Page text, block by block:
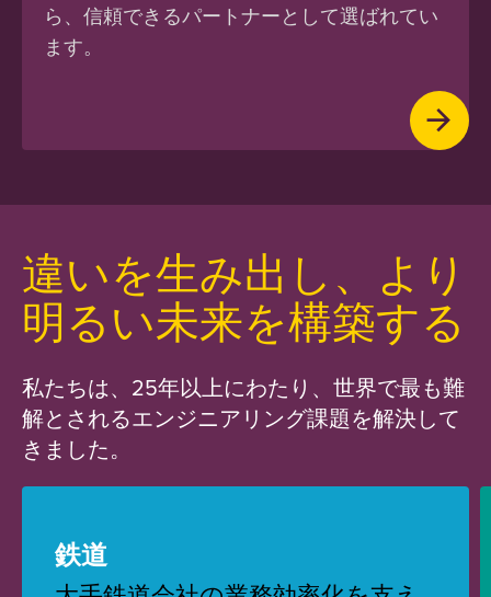
ら、信頼できるパートナーとして選ばれてい
ます。
違いを生み出し、より
明るい未来を構築する
私たちは、25年以上にわたり、世界で最も難
解とされるエンジニアリング課題を解決して
きました。
鉄道